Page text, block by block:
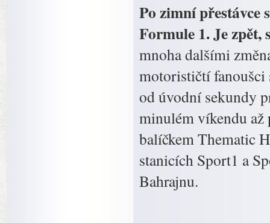
Po zimní přestávce
Formule 1. Je zpět,
mnoha dalšími
motorističtí fanoušci
od úvodní sekundy
minulém víkendu až
balíčkem Thematic
stanicích Sport1 a
Bahrajnu.